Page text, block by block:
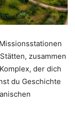
zusammen
der dich
du Geschichte